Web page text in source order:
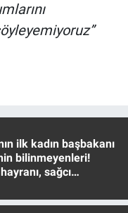
ilk kadın başbakanı
bilinmeyenleri!
sağcı